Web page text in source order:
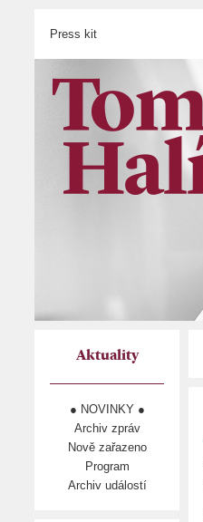
Press kit
Aktuality
● NOVINKY ●
Archiv zpráv
Nově zařazeno
Program
Archiv událostí